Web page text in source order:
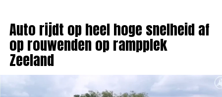
Auto rijdt op heel hoge snelheid af
op rouwenden op rampplek
Zeeland